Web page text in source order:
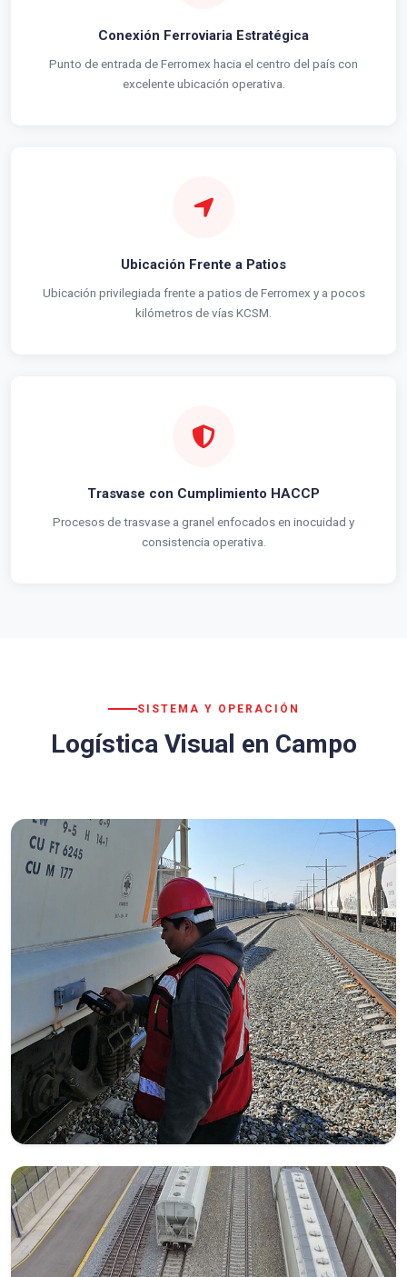
Conexión Ferroviaria Estratégica
Punto de entrada de Ferromex hacia el centro del país con
excelente ubicación operativa.
Ubicación Frente a Patios
Ubicación privilegiada frente a patios de Ferromex y a pocos
kilómetros de vías KCSM.
Trasvase con Cumplimiento HACCP
Procesos de trasvase a granel enfocados en inocuidad y
consistencia operativa.
SISTEMA Y OPERACIÓN
Logística Visual en Campo